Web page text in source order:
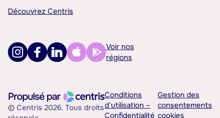
Découvrez Centris
Voir nos
régions
© Centris 2026. Tous droits
Conditions
d’utilisation –
Confidentialité
Gestion des
consentements
cookies